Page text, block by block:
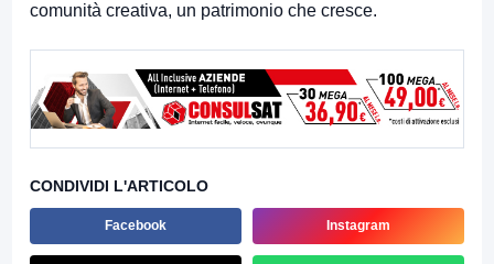
comunità creativa, un patrimonio che cresce.
CONDIVIDI L'ARTICOLO
Facebook Instagram